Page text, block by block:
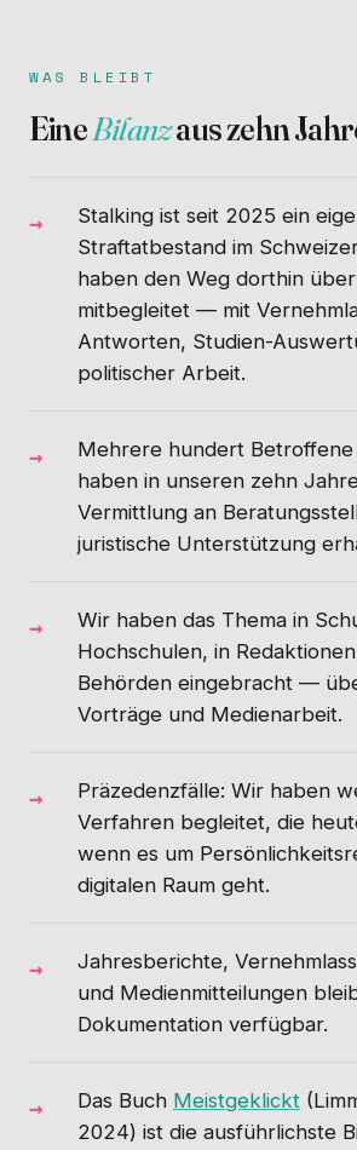
WAS BLEIBT
EineBilanzaus zehn
Stalking ist seit 2025 ein
Straftatbestand im
haben den Weg dorthin
mitbegleitet — mit
Antworten, Studien-
politischer Arbeit.
Mehrere hundert Betroffene
haben in unseren zehn
Vermittlung an
juristische Unterstützung
Wir haben das Thema in
Hochschulen, in
Behörden eingebracht —
Vorträge und Medienarbeit.
Präzedenzfälle: Wir haben
Verfahren begleitet, die
wenn es um
digitalen Raum geht.
Jahresberichte,
und Medienmitteilungen
Dokumentation verfügbar.
Das Buch Meistgeklickt
2024) ist die ausführlichste